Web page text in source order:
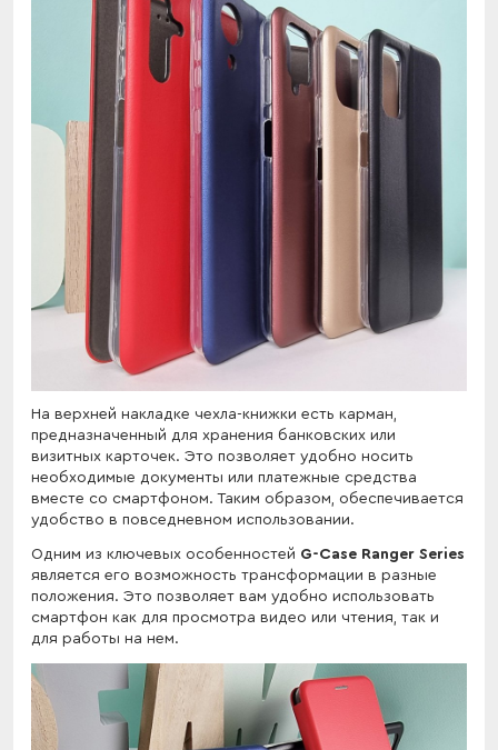
На верхней накладке чехла-книжки есть карман,
предназначенный для хранения банковских или
визитных карточек. Это позволяет удобно носить
необходимые документы или платежные средства
вместе со смартфоном. Таким образом, обеспечивается
удобство в повседневном использовании.
Одним из ключевых особенностей G-Case Ranger Series
является его возможность трансформации в разные
положения. Это позволяет вам удобно использовать
смартфон как для просмотра видео или чтения, так и
для работы на нем.